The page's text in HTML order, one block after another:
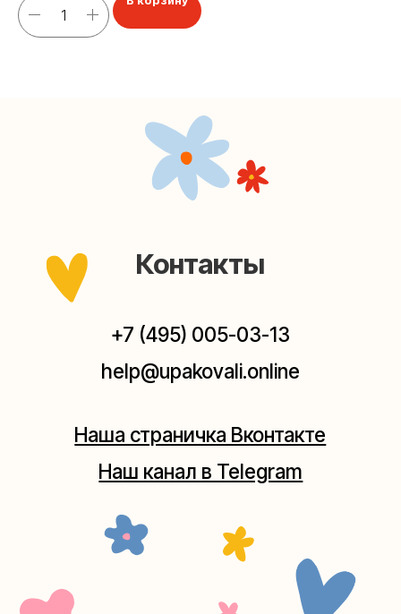
Мастерские упаковки подарков работают без
выходных, с 10 до 20 часов. Пишите, звоните,
(как пройти)
Москва, ул.Таганская, дом 25-27
(как пройти)
Мастерская на Плющихе
Мастерская на Таганке
+7 (980) 495-03-13
+7 (980) 156-03-13